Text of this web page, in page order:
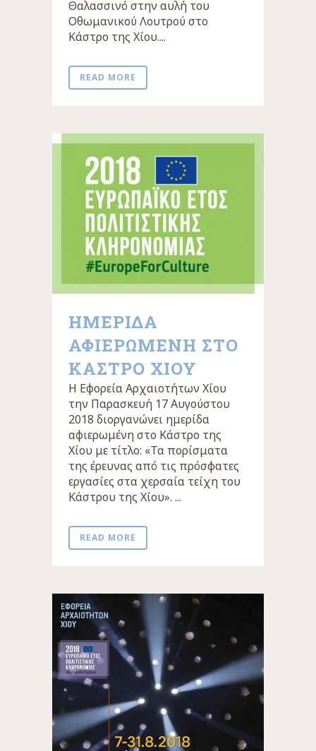
Θαλασσινό στην αυλή του
Οθωμανικού Λουτρού στο
Κάστρο της Χίου....
READ MORE
ΗΜΕΡΙΔΑ
ΑΦΙΕΡΩΜΕΝΗ ΣΤΟ
ΚΑΣΤΡΟ ΧΙΟΥ
Η Εφορεία Αρχαιοτήτων Χίου
την Παρασκευή 17 Αυγούστου
2018 διοργανώνει ημερίδα
αφιερωμένη στο Κάστρο της
Χίου με τίτλο: «Τα πορίσματα
της έρευνας από τις πρόσφατες
εργασίες στα χερσαία τείχη του
Κάστρου της Χίου». ...
READ MORE